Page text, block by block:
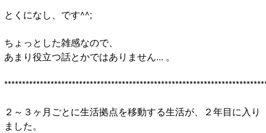
とくになし、です^^;
ちょっとした雑感なので、
あまり役立つ話とかではありません... 。
２～３ヶ月ごとに生活拠点を移動する生活が、２年目に入り
ました。